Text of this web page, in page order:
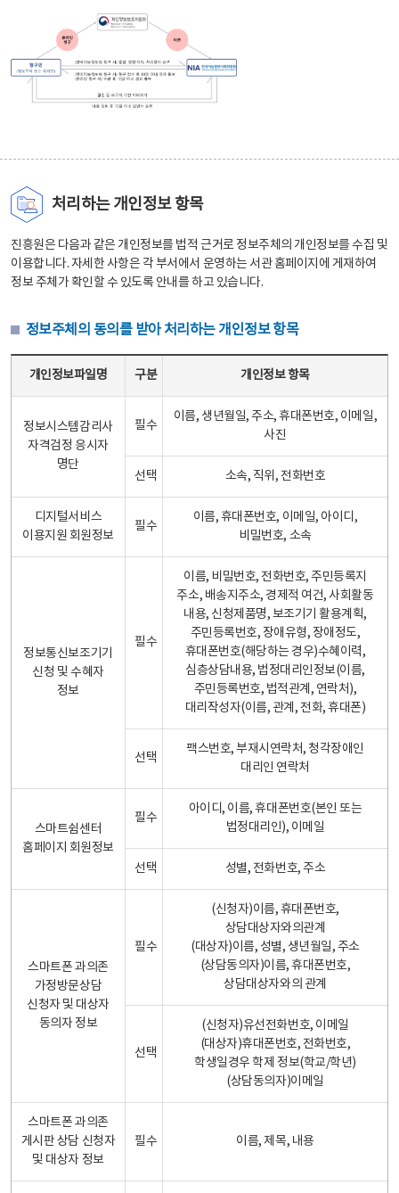
처리하는 개인정보 항목
진흥원은 다음과 같은 개인정보를 법적 근거로 정보주체의 개인정보를 수집 및
이용합니다. 자세한 사항은 각 부서에서 운영하는 서관 홈페이지에 게재하여
정보 주체가 확인할 수 있도록 안내를 하고 있습니다.
정보주체의 동의를 받아 처리하는 개인정보 항목
개인정보파일명 구분 개인정보 항목
정보시스템감리사
자격검정 응시자
명단
필수
이름, 생년월일, 주소, 휴대폰번호, 이메일,
사진
선택 소속, 직위, 전화번호
디지털서비스
이용지원 회원정보
필수
이름, 휴대폰번호, 이메일, 아이디,
비밀번호, 소속
정보통신보조기기
신청 및 수혜자
정보
필수
이름, 비밀번호, 전화번호, 주민등록지
주소, 배송지주소, 경제적 여건, 사회활동
내용, 신청제품명, 보조기기 활용계획,
주민등록번호, 장애유형, 장애정도,
휴대폰번호(해당하는 경우)수혜이력,
심층상담내용, 법정대리인정보(이름,
주민등록번호, 법적관계, 연락처),
대리작성자(이름, 관계, 전화, 휴대폰)
선택
팩스번호, 부재시연락처, 청각장애인
대리인 연락처
스마트쉼센터
홈페이지 회원정보
필수
아이디, 이름, 휴대폰번호(본인 또는
법정대리인), 이메일
선택 성별, 전화번호, 주소
스마트폰 과의존
가정방문상담
신청자 및 대상자
동의자 정보
필수
(신청자)이름, 휴대폰번호,
상담대상자와의관계
(대상자)이름, 성별, 생년월일, 주소
(상담동의자)이름, 휴대폰번호,
상담대상자와의 관계
선택
(신청자)유선전화번호, 이메일
(대상자)휴대폰번호, 전화번호,
학생일경우 학제 정보(학교/학년)
(상담동의자)이메일
스마트폰 과의존
게시판 상담 신청자
및 대상자 정보
필수 이름, 제목, 내용